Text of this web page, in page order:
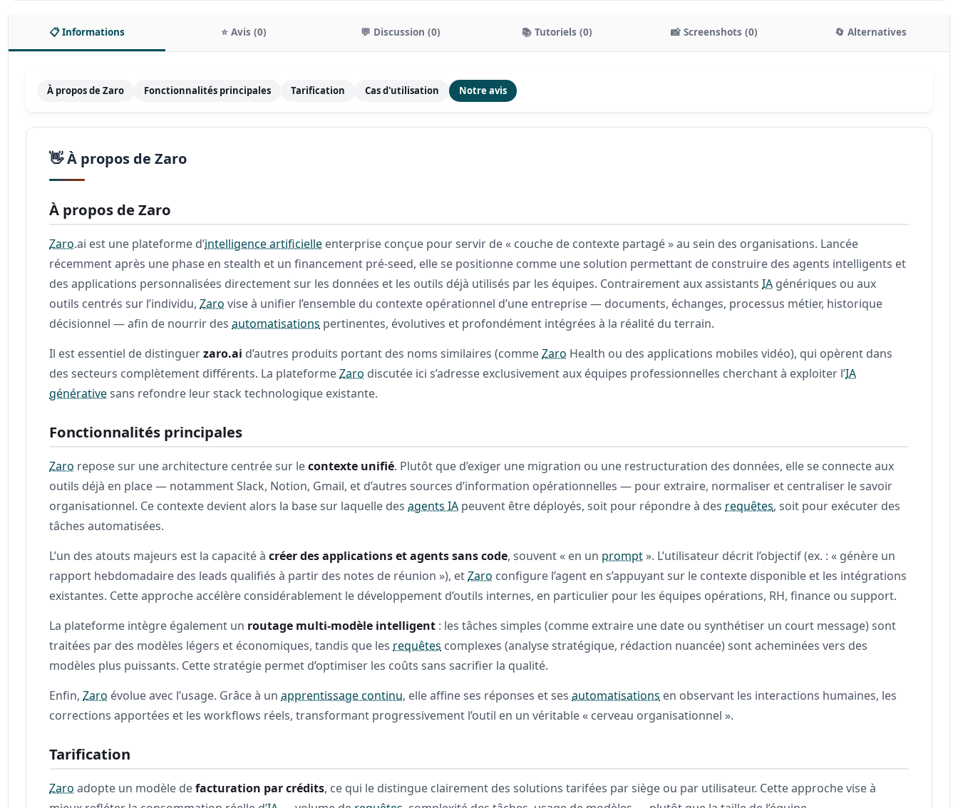
📋 Informations ⭐ Avis (0) 💬 Discussion (0) 📚 Tutoriels (0) 📸 Screenshots (0) 🔄 Alternatives
À propos de Zaro Fonctionnalités principales Tarification Cas d'utilisation Notre avis
👋 À propos de Zaro
À propos de Zaro
Zaro.ai est une plateforme d’intelligence artificielle enterprise conçue pour servir de « couche de contexte partagé » au sein des organisations. Lancée
récemment après une phase en stealth et un financement pré-seed, elle se positionne comme une solution permettant de construire des agents intelligents et
des applications personnalisées directement sur les données et les outils déjà utilisés par les équipes. Contrairement aux assistantsIA génériques ou aux
outils centrés sur l’individu,Zaro vise à unifier l’ensemble du contexte opérationnel d’une entreprise — documents, échanges, processus métier, historique
décisionnel — afin de nourrir desautomatisations pertinentes, évolutives et profondément intégrées à la réalité du terrain.
Il est essentiel de distinguerzaro.ai d’autres produits portant des noms similaires (commeZaro Health ou des applications mobiles vidéo), qui opèrent dans
des secteurs complètement différents. La plateformeZaro discutée ici s’adresse exclusivement aux équipes professionnelles cherchant à exploiter l’IA
générativesans refondre leur stack technologique existante.
Fonctionnalités principales
Zaro repose sur une architecture centrée sur lecontexte unifié. Plutôt que d’exiger une migration ou une restructuration des données, elle se connecte aux
outils déjà en place — notamment Slack, Notion, Gmail, et d’autres sources d’information opérationnelles — pour extraire, normaliser et centraliser le savoir
organisationnel. Ce contexte devient alors la base sur laquelle desagents IA peuvent être déployés, soit pour répondre à des requêtes, soit pour exécuter des
tâches automatisées.
L’un des atouts majeurs est la capacité àcréer des applications et agents sans code, souvent « en un prompt ». L’utilisateur décrit l’objectif (ex. : « génère un
rapport hebdomadaire des leads qualifiés à partir des notes de réunion »), etZaro configure l’agent en s’appuyant sur le contexte disponible et les intégrations
existantes. Cette approche accélère considérablement le développement d’outils internes, en particulier pour les équipes opérations, RH, finance ou support.
La plateforme intègre également un routage multi-modèle intelligent : les tâches simples (comme extraire une date ou synthétiser un court message) sont
traitées par des modèles légers et économiques, tandis que les requêtes complexes (analyse stratégique, rédaction nuancée) sont acheminées vers des
modèles plus puissants. Cette stratégie permet d’optimiser les coûts sans sacrifier la qualité.
Enfin,Zaro évolue avec l’usage. Grâce à unapprentissage continu, elle affine ses réponses et sesautomatisations en observant les interactions humaines, les
corrections apportées et les workflows réels, transformant progressivement l’outil en un véritable « cerveau organisationnel ».
Tarification
Zaro adopte un modèle defacturation par crédits, ce qui le distingue clairement des solutions tarifées par siège ou par utilisateur. Cette approche vise à